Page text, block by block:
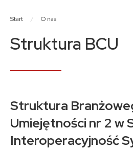
Kontakt
Start / O nas
Struktura BCU
Struktura
Umiejętności nr 2 w
Interoperacyjność